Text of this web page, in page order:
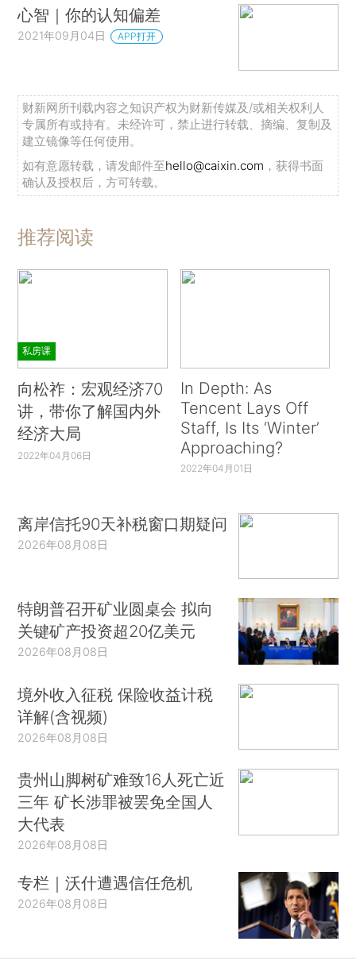
心智｜你的认知偏差
2021年09月04日 APP打开
财新网所刊载内容之知识产权为财新传媒及/或相关权利人
专属所有或持有。未经许可，禁止进行转载、摘编、复制及
建立镜像等任何使用。
如有意愿转载，请发邮件至hello@caixin.com ，获得书面
确认及授权后，方可转载。
推荐阅读
私房课
向松祚：宏观经济70
讲，带你了解国内外
经济大局
2022年04月06日
In Depth: As
Tencent Lays Off
Staff, Is Its ‘Winter’
Approaching?
2022年04月01日
离岸信托90天补税窗口期疑问
2026年08月08日
特朗普召开矿业圆桌会 拟向
关键矿产投资超20亿美元
2026年08月08日
境外收入征税 保险收益计税
详解(含视频)
2026年08月08日
贵州山脚树矿难致16人死亡近
三年 矿长涉罪被罢免全国人
大代表
2026年08月08日
专栏｜沃什遭遇信任危机
2026年08月08日